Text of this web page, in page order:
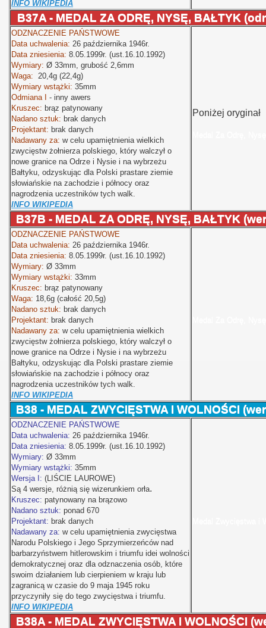
INFO WIKIPEDIA
B37A - MEDAL ZA ODRĘ, NYSĘ, BAŁTYK
ODZNACZENIE PAŃSTWOWE
Data uchwalenia: 26 października 1946r.
Data zniesienia: 8.05.1999r. (ust.16.10.1992)
Wymiary: Ø 33mm, grubość 2,6mm
Waga: 20,4g (22,4g)
Wymiary wstążki: 35mm
Odmiana I
- inny awers
Kruszec: brąz patynowany
Nadano sztuk: brak danych
Projektant: brak danych
Nadawany za: w celu upamiętnienia wielkich
zwycięstw żołnierza polskiego, który walczył o
nowe granice na Odrze i Nysie i na wybrzeżu
Bałtyku, odzyskując dla Polski prastare ziemie
słowiańskie na zachodzie i północy oraz
nagrodzenia uczestników tych walk.
INFO WIKIPEDIA
Poniżej oryginał
B37B - MEDAL ZA ODRĘ, NYSĘ, BAŁTYK
ODZNACZENIE PAŃSTWOWE
Data uchwalenia: 26 października 1946r.
Data zniesienia: 8.05.1999r. (ust.16.10.1992)
Wymiary: Ø 33mm
Wymiary wstążki: 33mm
Kruszec: brąz patynowany
Waga: 18,6g (całość 20,5g)
Nadano sztuk: brak danych
Projektant: brak danych
Nadawany za: w celu upamiętnienia wielkich
zwycięstw żołnierza polskiego, który walczył o
nowe granice na Odrze i Nysie i na wybrzeżu
Bałtyku, odzyskując dla Polski prastare ziemie
słowiańskie na zachodzie i północy oraz
nagrodzenia uczestników tych walk.
INFO WIKIPEDIA
B38 - MEDAL ZWYCIĘSTWA I WOLNOŚCI
ODZNACZENIE PAŃSTWOWE
Data uchwalenia: 26 października 1946r.
Data zniesienia: 8.05.1999r. (ust.16.10.1992)
Wymiary: Ø 33mm
Wymiary wstążki: 35mm
Wersja I: (LIŚCIE LAUROWE)
Są 4 wersje, różnią się wizerunkiem orła.
Kruszec: patynowany na brązowo
Nadano sztuk: ponad 670
Projektant: brak danych
Nadawany za: w celu upamiętnienia zwycięstwa
Narodu Polskiego i Jego Sprzymierzeńców nad
barbarzyństwem hitlerowskim i triumfu idei wolności
demokratycznej oraz dla odznaczenia osób, które
swoim działaniem lub cierpieniem w kraju lub
zagranicą w czasie do 9 maja 1945 roku
przyczyniły się do tego zwycięstwa i triumfu.
INFO WIKIPEDIA
B38A - MEDAL ZWYCIĘSTWA I WOLNOŚCI